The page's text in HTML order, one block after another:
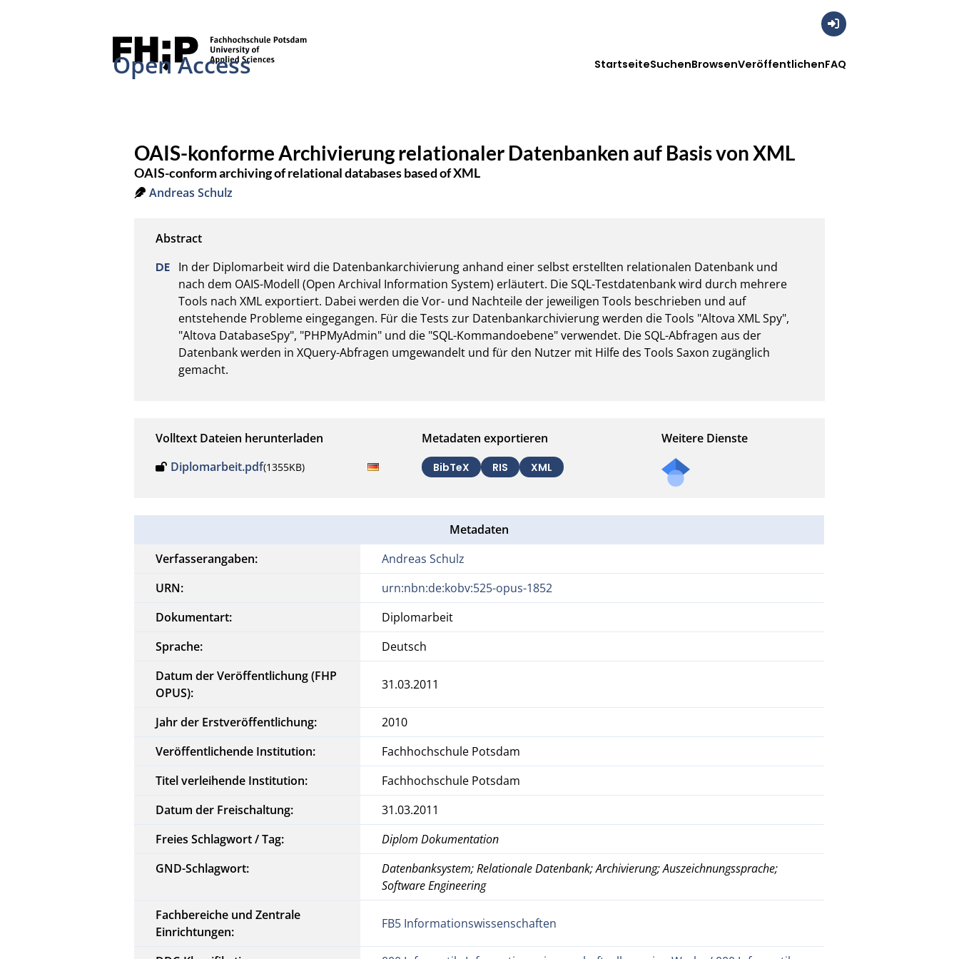
Open Access StartseiteSuchenBrowsenVeröffentlichenFAQ
OAIS-konforme Archivierung relationaler Datenbanken auf Basis von XML
OAIS-conform archiving of relational databases based of XML
Andreas Schulz
In der Diplomarbeit wird die Datenbankarchivierung anhand einer selbst erstellten relationalen Datenbank und
nach dem OAIS-Modell (Open Archival Information System) erläutert. Die SQL-Testdatenbank wird durch mehrere
Tools nach XML exportiert. Dabei werden die Vor- und Nachteile der jeweiligen Tools beschrieben und auf
entstehende Probleme eingegangen. Für die Tests zur Datenbankarchivierung werden die Tools "Altova XML Spy",
"Altova DatabaseSpy", "PHPMyAdmin" und die "SQL-Kommandoebene" verwendet. Die SQL-Abfragen aus der
Datenbank werden in XQuery-Abfragen umgewandelt und für den Nutzer mit Hilfe des Tools Saxon zugänglich
gemacht.
Volltext Dateien herunterladen
Diplomarbeit.pdf(1355KB)
Metadaten exportieren
BibTeX RIS XML
Weitere Dienste
Metadaten
Verfasserangaben:
Andreas Schulz
URN:
urn:nbn:de:kobv:525-opus-1852
Dokumentart:
Diplomarbeit
Sprache:
Deutsch
Datum der Veröffentlichung (FHP
OPUS):
31.03.2011
Jahr der Erstveröffentlichung:
2010
Veröffentlichende Institution:
Fachhochschule Potsdam
Titel verleihende Institution:
Fachhochschule Potsdam
Datum der Freischaltung:
31.03.2011
Freies Schlagwort / Tag:
Diplom Dokumentation
GND-Schlagwort:
Datenbanksystem; Relationale Datenbank; Archivierung; Auszeichnungssprache;
Software Engineering
Fachbereiche und Zentrale
Einrichtungen:
FB5 Informationswissenschaften